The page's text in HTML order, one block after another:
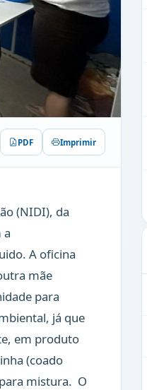
PDF Imprimir
(NIDI), da
a
A oficina
mãe
para
já que
em produto
(coado
mistura. O